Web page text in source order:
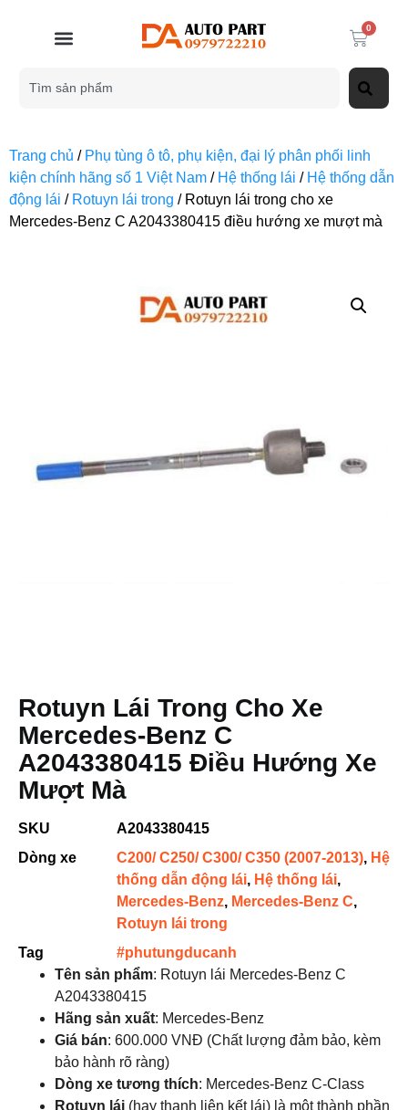
0
Trang chủ / Phụ tùng ô tô, phụ kiện, đại lý phân phối linh
kiện chính hãng số 1 Việt Nam / Hệ thống lái / Hệ thống dẫn
động lái / Rotuyn lái trong / Rotuyn lái trong cho xe
Mercedes-Benz C A2043380415 điều hướng xe mượt mà
Rotuyn Lái Trong Cho Xe
Mercedes-Benz C
A2043380415 Điều Hướng Xe
Mượt Mà
SKU
A2043380415
Dòng xe
C200/ C250/ C300/ C350 (2007-2013), Hệ
thống dẫn động lái, Hệ thống lái,
Mercedes-Benz, Mercedes-Benz C,
Rotuyn lái trong
Tag
#phutungducanh
Tên sản phẩm: Rotuyn lái Mercedes-Benz C
A2043380415
Hãng sản xuất: Mercedes-Benz
Giá bán: 600.000 VNĐ (Chất lượng đảm bảo, kèm
bảo hành rõ ràng)
Dòng xe tương thích: Mercedes-Benz C-Class
Rotuyn lái (hay thanh liên kết lái) là một thành phần